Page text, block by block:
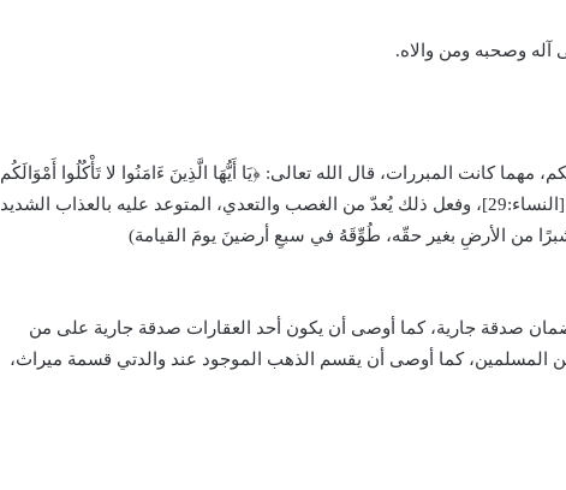
آله وصحبه ومن والاه.
كانت المبررات، قال الله تعالى: ﴿يَا أَيُّهَا الَّذِينَ ءَامَنُوا لا تَأْكُلُوا أَمْوَالَكُم
بَيْنَكُمْ بِالْبَاطِلِ إِلا أَن تَكُونَ تِجَارَةً عَن تَرَاضٍ مِّنكُمْ﴾ [النساء:29]، وفعل ذلك يُعدّ من الغصب والتعدي، المتوعد عليه بالعذاب الشديد
من الأرضِ بغير حقّه، طُوِّقَهُ في سبعِ أرضينَ يومَ القيامة)
صدقة جارية، كما أوصى أن يكون أحد العقارات صدقة جارية على من
من المسلمين، كما أوصى أن يقسم الذهب الموجود عند والدتي قسمة ميراث،